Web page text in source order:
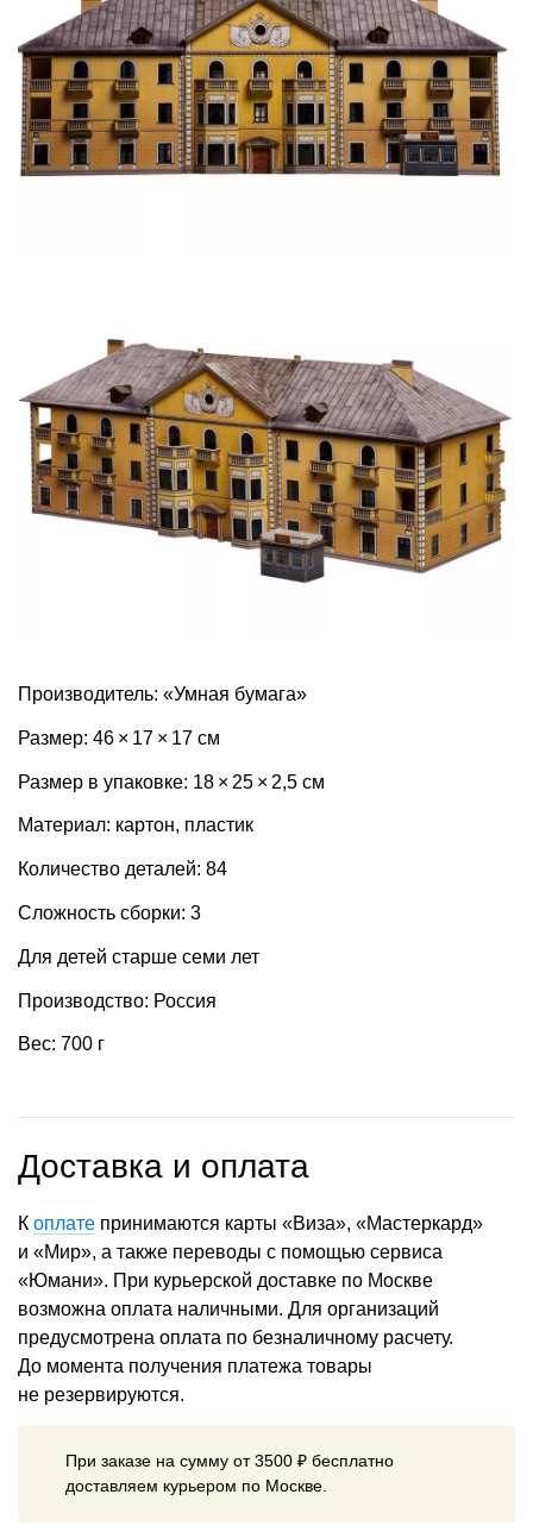
Производитель: «Умная бумага»
Размер: 46 × 17 × 17 см
Размер в упаковке: 18 × 25 × 2,5 см
Материал: картон, пластик
Количество деталей: 84
Сложность сборки: 3
Для детей старше семи лет
Производство: Россия
Вес: 700 г
Доставка и оплата
К оплате принимаются карты «Виза», «Мастеркард»
и «Мир», а также переводы с помощью сервиса
«Юмани». При курьерской доставке по Москве
возможна оплата наличными. Для организаций
предусмотрена оплата по безналичному расчету.
До момента получения платежа товары
не резервируются.
При заказе на сумму от 3500 ₽ бесплатно
доставляем курьером по Москве.